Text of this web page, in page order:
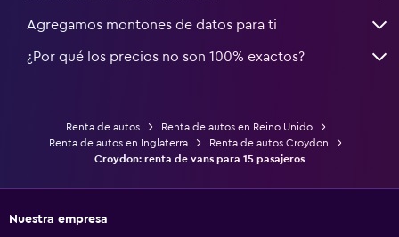
Agregamos montones de datos para ti
¿Por qué los precios no son 100% exactos?
Renta de autos
Renta de autos en Reino Unido
Renta de autos en Inglaterra
Renta de autos Croydon
Croydon: renta de vans para 15 pasajeros
Nuestra empresa